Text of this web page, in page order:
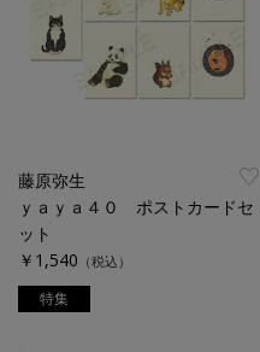
藤原弥生
ｙａｙａ４０ ポストカードセ
ット
￥1,540 （税込）
特集